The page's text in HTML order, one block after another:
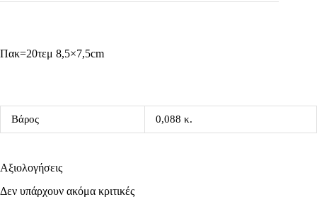
Πακ=20τεμ 8,5×7,5cm
Βάρος 0,088 κ.
Αξιολογήσεις
Δεν υπάρχουν ακόμα κριτικές